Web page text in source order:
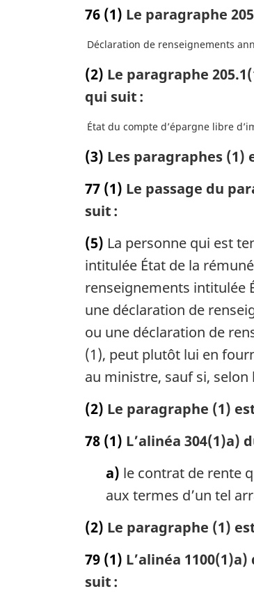
76 (1) Le paragraphe
Déclaration de renseignements
(2) Le paragraphe
qui suit :
État du compte d’épargne libre
(3) Les paragraphes (1)
77 (1) Le passage du
suit :
(5) La personne qui est
intitulée État de la
renseignements intitulée
une déclaration de
ou une déclaration de
(1), peut plutôt lui en
au ministre, sauf si, selon
(2) Le paragraphe (1)
78 (1) L’alinéa 304(1)a)
a) le contrat de rente
aux termes d’un tel
(2) Le paragraphe (1)
79 (1) L’alinéa
suit :